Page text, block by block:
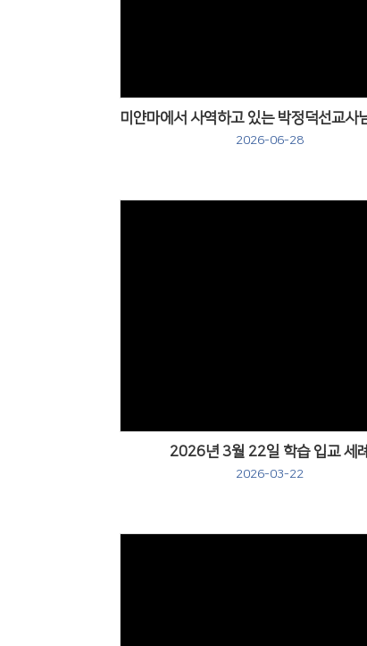
2026-06-28
2026년 3월 22일 학습 입교 세례
2026-03-22